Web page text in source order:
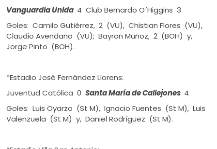
Vanguardia Unida 4 Club Bernardo O´Higgins 3
Goles: Camilo Gutiérrez, 2 (VU), Chistian Flores (VU),
Claudio Avendaño (VU); Bayron Muñoz, 2 (BOH) y,
Jorge Pinto (BOH).
*Estadio José Fernández Llorens:
Juventud Católica 0Santa María de Callejones 4
Goles: Luis Oyarzo (St M), Ignacio Fuentes (St M), Luis
Valenzuela (St M) y, Daniel Rodríguez (St M).